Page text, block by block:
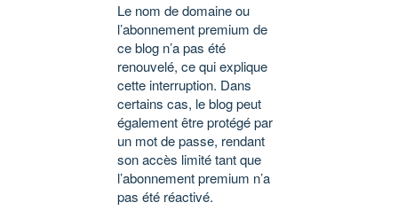
Le nom de domaine ou
l’abonnement premium de
ce blog n’a pas été
renouvelé, ce qui explique
cette interruption. Dans
certains cas, le blog peut
également être protégé par
un mot de passe, rendant
son accès limité tant que
l’abonnement premium n’a
pas été réactivé.